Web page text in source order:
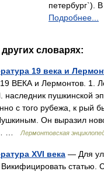
петербург`).
Подробнее...
словарях:
19 века и
ВЕКА и Лермонтов. 1.
наследник пушкинской
с того рубежа, к рый
Он выразил
…
Лермонтовская
XVI века — Для
Викифицировать